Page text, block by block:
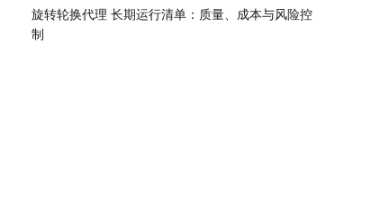
旋转轮换代理 长期运行清单：质量、成本与风险控
制